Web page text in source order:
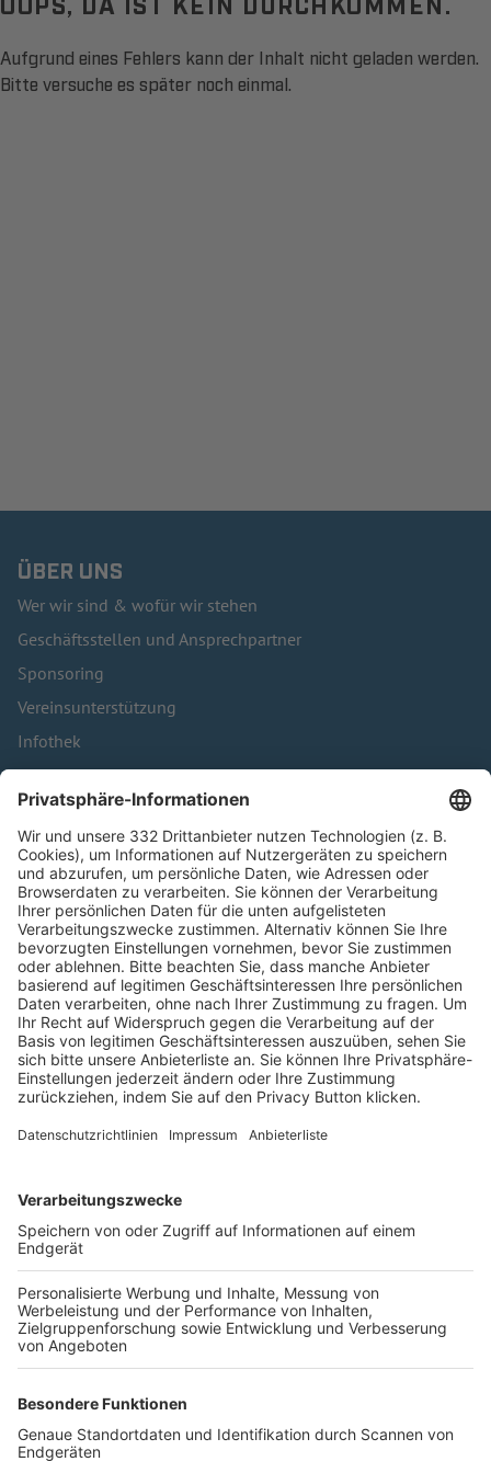
Aufgrund eines Fehlers kann der Inhalt nicht geladen werden.
Bitte versuche es später noch einmal.
ÜBER UNS
Wer wir sind & wofür wir stehen
Geschäftsstellen und Ansprechpartner
Sponsoring
Vereinsunterstützung
Infothek
Kontakt
HÄUFIG BESUCHTE SEITEN
Pässe und Vereinswechsel
Trainerausbildung
Schulungsangebot Vereinsmitarbeiter
BFV-Geschäftsstellen
Trainerbörse
Login SpielPlus
FOLGE DEM BFV
TOP-VEREINE
TOP-PARTNER